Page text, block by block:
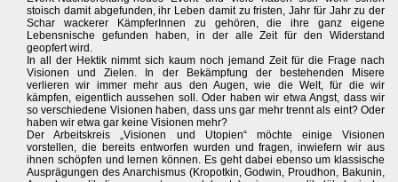
stoisch damit abgefunden, ihr Leben damit zu fristen, Jahr für Jahr zu der
Schar wackerer KämpferInnen zu gehören, die ihre ganz eigene
Lebensnische gefunden haben, in der alle Zeit für den Widerstand
geopfert wird.
In all der Hektik nimmt sich kaum noch jemand Zeit für die Frage nach
Visionen und Zielen. In der Bekämpfung der bestehenden Misere
verlieren wir immer mehr aus den Augen, wie die Welt, für die wir
kämpfen, eigentlich aussehen soll. Oder haben wir etwa Angst, dass wir
so verschiedene Visionen haben, dass uns gar mehr trennt als eint? Oder
haben wir etwa gar keine Visionen mehr?
Der Arbeitskreis „Visionen und Utopien“ möchte einige Visionen
vorstellen, die bereits entworfen wurden und fragen, inwiefern wir aus
ihnen schöpfen und lernen können. Es geht dabei ebenso um klassische
Ausprägungen des Anarchismus (Kropotkin, Godwin, Proudhon, Bakunin,